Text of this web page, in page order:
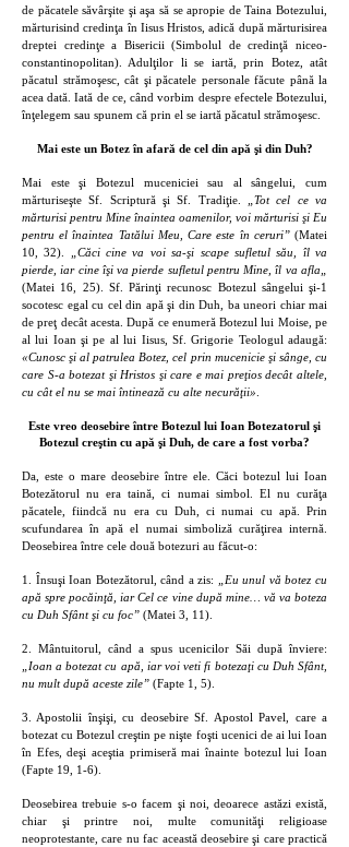
de păcatele săvârşite şi aşa să se apropie de Taina Botezului,
mărturisind credinţa în Iisus Hristos, adică după mărturisirea
dreptei credinţe a Bisericii (Simbolul de credinţă niceo-
constantinopolitan). Adulţilor li se iartă, prin Botez, atât
păcatul strămoşesc, cât şi păcatele personale făcute până la
acea dată. Iată de ce, când vorbim despre efectele Botezului,
înţelegem sau spunem că prin el se iartă păcatul strămoşesc.
Mai este un Botez în afară de cel din apă şi din Duh?
Mai este şi Botezul muceniciei sau al sângelui, cum
mărturiseşte Sf. Scriptură şi Sf. Tradiţie.
„Tot cel ce va
mărturisi pentru Mine înaintea oamenilor, voi mărturisi şi Eu
pentru el înaintea Tatălui Meu, Care este în ceruri”(Matei
10, 32).
„Căci cine va voi sa-şi scape sufletul său, îl va
pierde, iar cine îşi va pierde sufletul pentru Mine, îl va afla„
(Matei 16, 25). Sf. Părinţi recunosc Botezul sângelui şi-1
socotesc egal cu cel din apă şi din Duh, ba uneori chiar mai
de preţ decât acesta. După ce enumeră Botezul lui Moise, pe
al lui Ioan şi pe al lui Iisus, Sf. Grigorie Teologul adaugă:
«Cunosc şi al patrulea Botez, cel prin mucenicie şi sânge, cu
care S-a botezat şi Hristos şi care e mai preţios decât altele,
cu cât el nu se mai întinează cu alte necurăţii»
Este vreo deosebire între Botezul lui Ioan Botezatorul şi
Botezul creştin cu apă şi Duh, de care a fost vorba?
Da, este o mare deosebire între ele. Căci botezul lui Ioan
Botezătorul nu era taină, ci numai simbol. El nu curăţa
păcatele, fiindcă nu era cu Duh, ci numai cu apă. Prin
scufundarea în apă el numai simboliză curăţirea internă.
Deosebirea între cele două botezuri au făcut-o:
1. Însuşi Ioan Botezătorul, când a zis:
„Eu unul vă botez cu
apă spre pocăinţă, iar Cel ce vine după mine… vă va boteza
cu Duh Sfânt şi cu foc” (Matei 3, 11).
2. Mântuitorul, când a spus ucenicilor Săi după înviere:
„Ioan a botezat cu apă, iar voi veti fi botezaţi cu Duh Sfânt,
nu mult după aceste zile” (Fapte 1, 5).
3. Apostolii înşişi, cu deosebire Sf. Apostol Pavel, care a
botezat cu Botezul creştin pe nişte foşti ucenici de ai lui Ioan
în Efes, deşi aceştia primiseră mai înainte botezul lui Ioan
(Fapte 19, 1-6).
Deosebirea trebuie s-o facem şi noi, deoarece astăzi există,
chiar şi printre noi, multe comunităţi religioase
neoprotestante, care nu fac această deosebire şi care practică